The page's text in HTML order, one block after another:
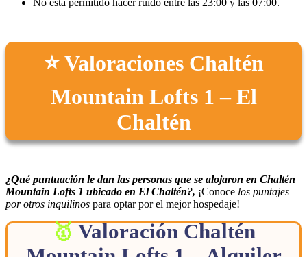
⭐ Valoraciones Chaltén
Mountain Lofts 1 – El
Chaltén
¿Qué puntuación le dan las personas que se alojaron en Chaltén
Mountain Lofts 1 ubicado en El Chaltén?, ¡Conoce los puntajes
por otros inquilinos para optar por el mejor hospedaje!
Valoración Chaltén